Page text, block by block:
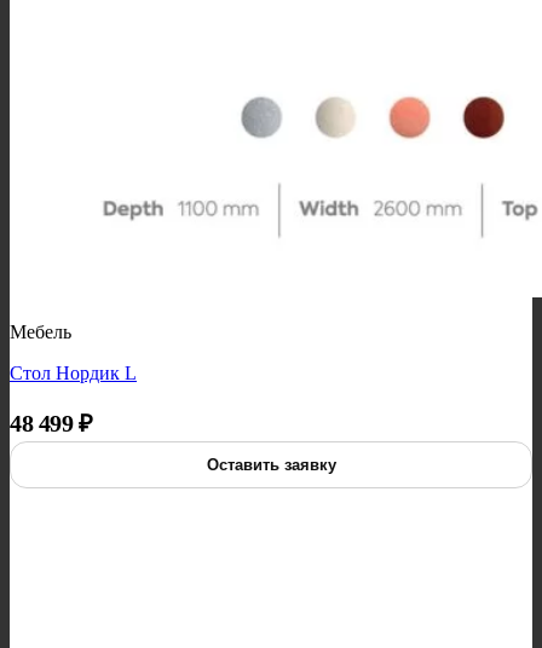
Мебель
Стол Нордик L
48 499₽
Оставить заявку